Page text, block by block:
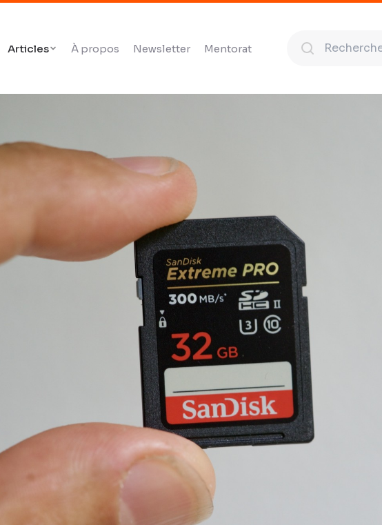
Articles À propos Newsletter Mentorat